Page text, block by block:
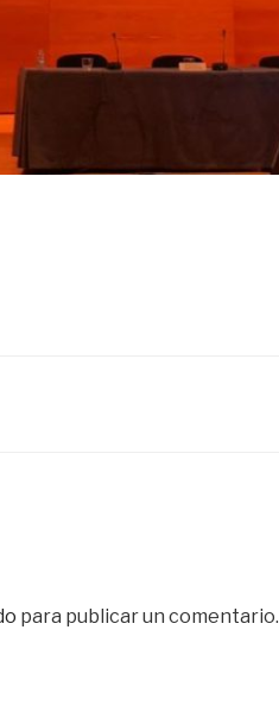
para publicar un comentario.